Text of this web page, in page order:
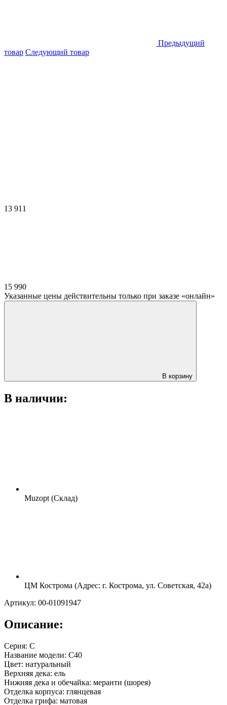
Предыдущий
товар Следующий товар
13 911
15 990
Указанные цены действительны только при заказе «онлайн»
В корзину
В наличии:
Muzopt (Склад)
ЦМ Кострома (Адрес: г. Кострома, ул. Советская, 42а)
Артикул: 00-01091947
Описание:
Серия: С
Название модели: C40
Цвет: натуральный
Верхняя дека: ель
Нижняя дека и обечайка: меранти (шорея)
Отделка корпуса: глянцевая
Отделка грифа: матовая